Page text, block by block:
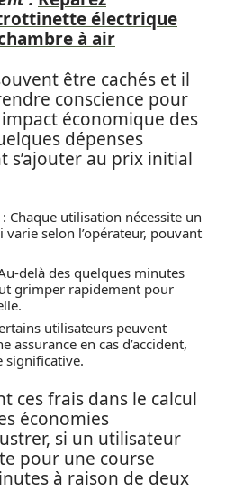
électrique
à air
être cachés et il
conscience pour
économique des
dépenses
s’ajouter au prix initial
: Chaque utilisation nécessite un
selon l’opérateur, pouvant
delà des quelques minutes
grimper rapidement pour
utilisateurs peuvent
assurance en cas d’accident,
significative.
ces frais dans le calcul
économies
si un utilisateur
pour une course
à raison de deux